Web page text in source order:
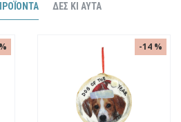
ΔΕΣ ΚΙ ΑΥΤΆ